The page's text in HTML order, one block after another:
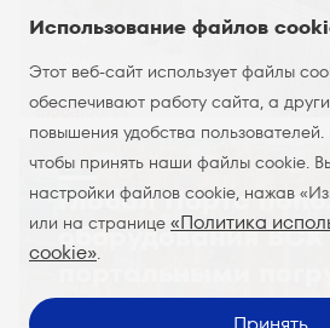
Партнёры и клиенты
19 февраля 2024
Глобал Портс
оборудования
портальными
Использование файлов
Этот веб-сайт использует файлы
обеспечивают работу сайта, а
повышения удобства
чтобы принять наши файлы cookie.
настройки файлов cookie, нажав
или на странице «Политика
cookie».